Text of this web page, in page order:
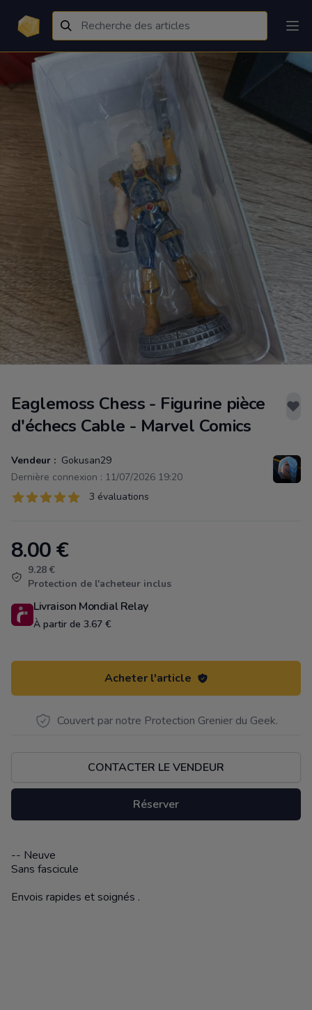
Eaglemoss Chess - Figurine pièce
d'échecs Cable - Marvel Comics
Vendeur : Gokusan29
Dernière connexion : 11/07/2026 19:20
Évaluations
3 sur 5 étoiles 3 évaluations
Product information
8.00€
9.28 €
Protection de l'acheteur inclus
Livraison Mondial Relay
À partir de 3.67 €
Acheter l'article
Couvert par notre Protection Grenier du Geek.
CONTACTER LE VENDEUR
Réserver
Description
-- Neuve
Sans fascicule
Envois rapides et soignés .